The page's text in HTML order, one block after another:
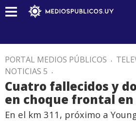
PORTAL MEDIOS PÚBLICOS .
NOTICIAS 5 .
Cuatro fallecidos y
en choque frontal
En el km 311, próximo a